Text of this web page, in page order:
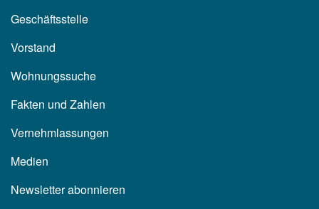
Geschäftsstelle
Vorstand
Wohnungssuche
Fakten und Zahlen
Vernehmlassungen
Medien
Newsletter abonnieren